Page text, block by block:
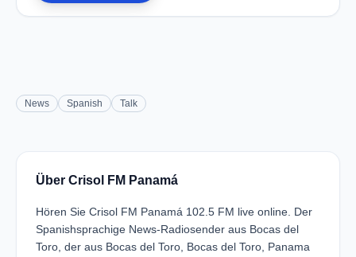
News Spanish Talk
Über Crisol FM Panamá
Hören Sie Crisol FM Panamá 102.5 FM live online. Der
Spanishsprachige News-Radiosender aus Bocas del
Toro, der aus Bocas del Toro, Bocas del Toro, Panama